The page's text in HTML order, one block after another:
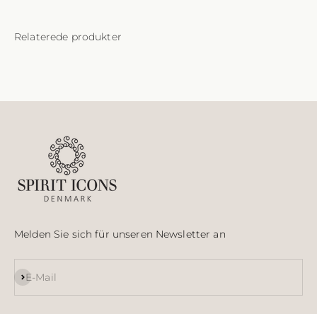
Melden Sie sich für unseren Newsletter an
E-Mail
Abonnieren